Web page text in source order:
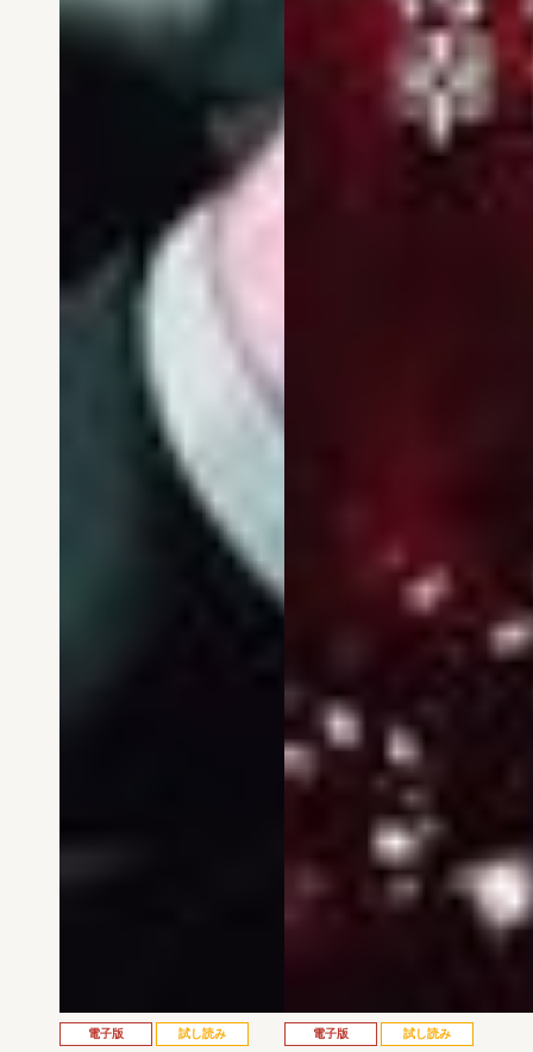
電子版 試し読み 電子版 試し読み